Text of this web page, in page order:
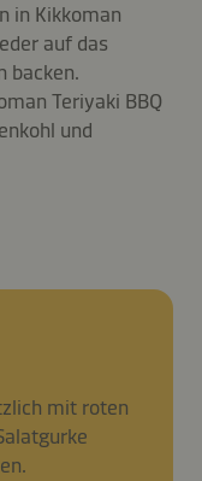
in Kikkoman
auf das
backen.
Teriyaki BBQ
und
mit roten